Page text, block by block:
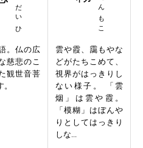
。仏の広
慈悲のこ
観世音菩
雲や霞、靄もやな
どがたちこめて、
視界がはっきりし
ない様子。 「雲
烟」は雲や霞。
「模糊」はぼんや
りとしてはっきり
しな...